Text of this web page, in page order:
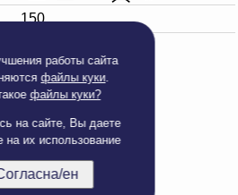
работы сайта
файлы куки.
файлы куки?
на сайте, Вы даете
на их использование
ен
150
версия сайта